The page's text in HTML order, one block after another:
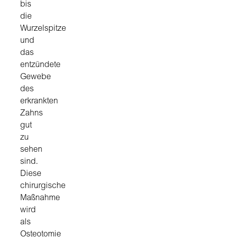
bis
die
Wurzelspitze
und
das
entzündete
Gewebe
des
erkrankten
Zahns
gut
zu
sehen
sind.
Diese
chirurgische
Maßnahme
wird
als
Osteotomie